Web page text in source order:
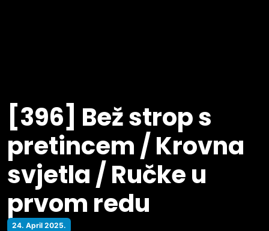
[396] Bež strop s
pretincem / Krovna
svjetla / Ručke u
prvom redu
24. April 2025.